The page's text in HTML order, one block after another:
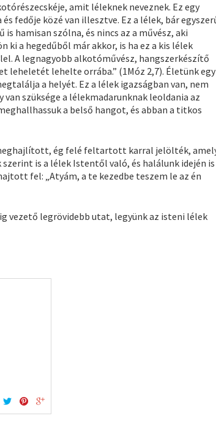
amit léleknek neveznek. Ez egy
fedője közé van illesztve. Ez a lélek, bár
hamisan szólna, és nincs az a művész, aki
ki a hegedűből már akkor, is ha ez a kis lélek
A legnagyobb alkotóművész, hangszerkészítő
leheletét lehelte orrába.” (1Móz 2,7). Életünk
a helyét. Ez a lélek igazságban van, nem
szüksége a lélekmadarunknak leoldania az
a belső hangot, és abban a titkos
ég felé feltartott karral jelölték,
is a lélek Istentől való, és halálunk idején is
fel: „Atyám, a te kezedbe teszem le az én
vezető legrövidebb utat, legyünk az isteni lélek